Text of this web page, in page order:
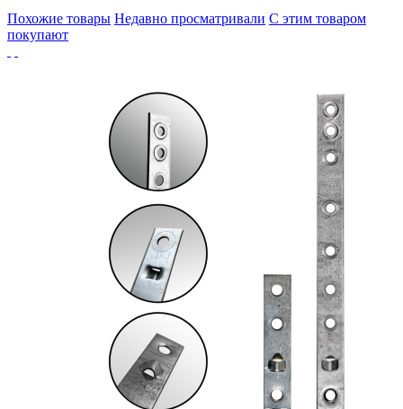
Похожие товары Недавно просматривали С этим товаром
покупают